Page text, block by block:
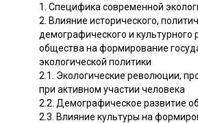
1. Специфика современной
2. Влияние исторического,
демографического и культурного
общества на формирование
экологической политики
2.1. Экологические революции,
при активном участии человека
2.2. Демографическое развитие
2.3. Влияние культуры на